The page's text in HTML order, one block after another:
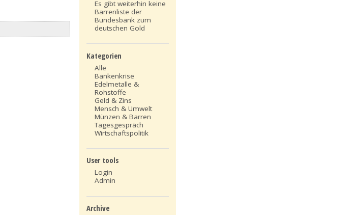
Es gibt weiterhin keine
Barrenliste der
Bundesbank zum
deutschen Gold
Kategorien
Alle
Bankenkrise
Edelmetalle &
Rohstoffe
Geld & Zins
Mensch & Umwelt
Münzen & Barren
Tagesgespräch
Wirtschaftspolitik
User tools
Login
Admin
Archive